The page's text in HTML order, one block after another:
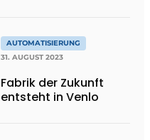
auffälligem Rot
AUTOMATISIERUNG
31. AUGUST 2023
Fabrik der Zukunft
entsteht in Venlo